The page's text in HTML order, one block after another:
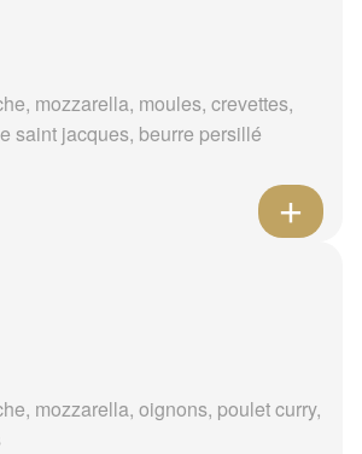
mozzarella, moules, crevettes,
saint jacques, beurre persillé
mozzarella, oignons, poulet curry,